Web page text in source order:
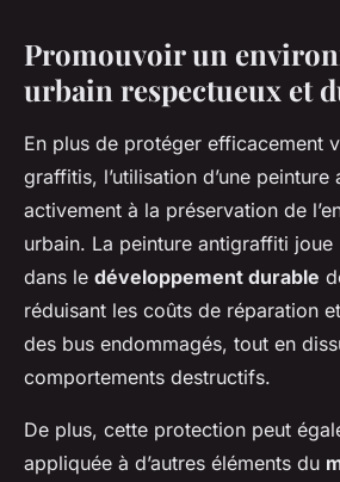
Promouvoir un
urbain respectueux et
En plus de protéger efficacement
graffitis, l’utilisation d’une
activement à la préservation de
urbain. La peinture antigraffiti joue
dans le développement durable
réduisant les coûts de réparation
des bus endommagés, tout en
comportements destructifs.
De plus, cette protection peut
appliquée à d’autres éléments du